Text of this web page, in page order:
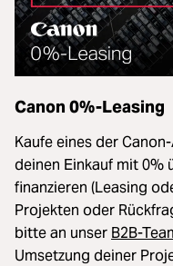
Canon 0%-Leasing
Kaufe eines der
deinen Einkauf mit 0%
finanzieren (Leasing
Projekten oder
bitte an unser B2B-
Umsetzung deiner